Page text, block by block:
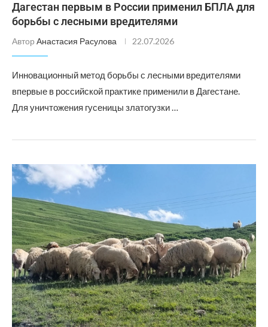
Дагестан первым в России применил БПЛА для
борьбы с лесными вредителями
Автор Анастасия Расулова 22.07.2026
Инновационный метод борьбы с лесными вредителями
впервые в российской практике применили в Дагестане.
Для уничтожения гусеницы златогузки …